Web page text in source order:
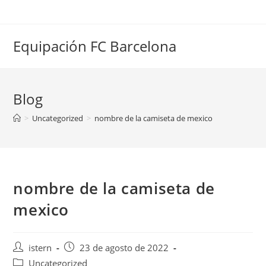
Equipación FC Barcelona
Blog
> Uncategorized > nombre de la camiseta de mexico
nombre de la camiseta de
mexico
Autor
de
istern
Publicación
de
23 de agosto de 2022
Categoría
Uncategorized